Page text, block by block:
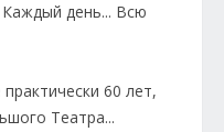
Каждый день... Всю
60 лет,
Театра...